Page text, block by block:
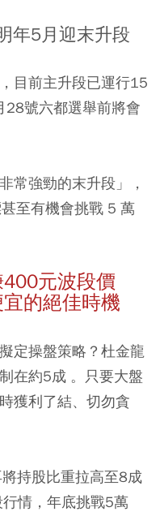
年5月迎末升段
目前主升段已運行15
28號六都選舉前將會
常強勁的末升段」，
至有機會挑戰 5 萬
元波段價
的絕佳時機
定操盤策略？杜金龍
在約5成 。只要大盤
獲利了結、切勿貪
持股比重拉高至8成
情，年底挑戰5萬